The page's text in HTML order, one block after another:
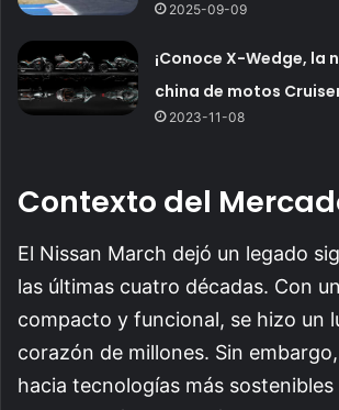
2025-09-09
¡Conoce X-Wedge, la
china de motos
2023-11-08
Contexto del
El Nissan March dejó un legado
las últimas cuatro décadas. Con
compacto y funcional, se hizo un
corazón de millones. Sin
hacia tecnologías más sostenibles